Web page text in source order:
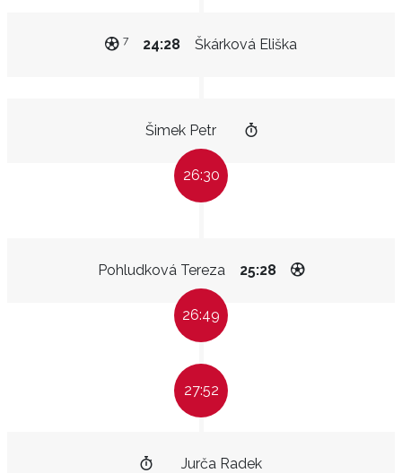
Škárková Eliška
24:28
7
Šimek Petr
26:30
Pohludková Tereza 25:28
26:49
27:52
Jurča Radek